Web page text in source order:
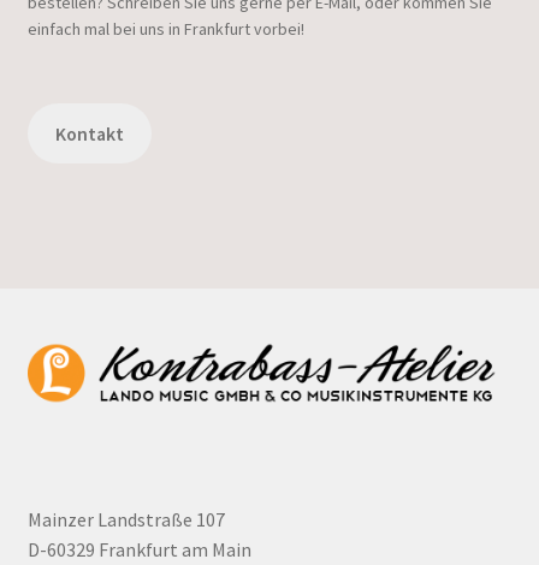
einfach mal bei uns in Frankfurt vorbei!
Kontakt
Mainzer Landstraße 107
D-60329 Frankfurt am Main